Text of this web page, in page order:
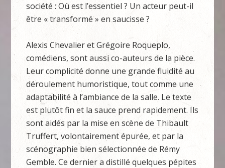
société : Où est l’essentiel ? Un acteur peut-il
être « transformé » en saucisse ?
Alexis Chevalier et Grégoire Roqueplo,
comédiens, sont aussi co-auteurs de la pièce.
Leur complicité donne une grande fluidité au
déroulement humoristique, tout comme une
adaptabilité à l’ambiance de la salle. Le texte
est plutôt fin et la sauce prend rapidement. Ils
sont aidés par la mise en scène de Thibault
Truffert, volontairement épurée, et par la
scénographie bien sélectionnée de Rémy
Gemble. Ce dernier a distillé quelques pépites